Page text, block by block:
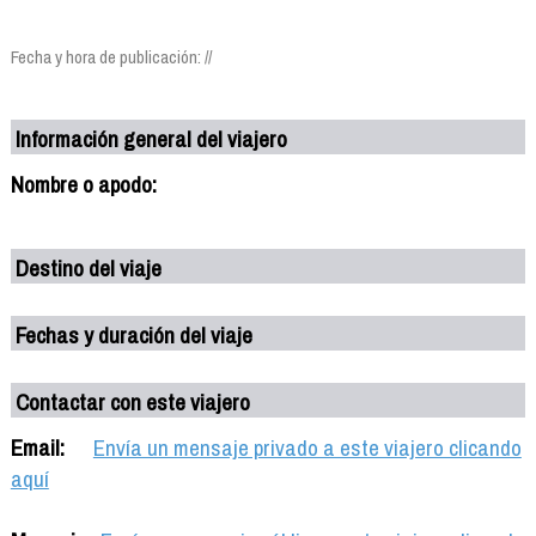
Fecha y hora de publicación: //
Información general del viajero
Nombre o apodo:
Destino del viaje
Fechas y duración del viaje
Contactar con este viajero
Email:
Envía un mensaje privado a este viajero clicando
aquí